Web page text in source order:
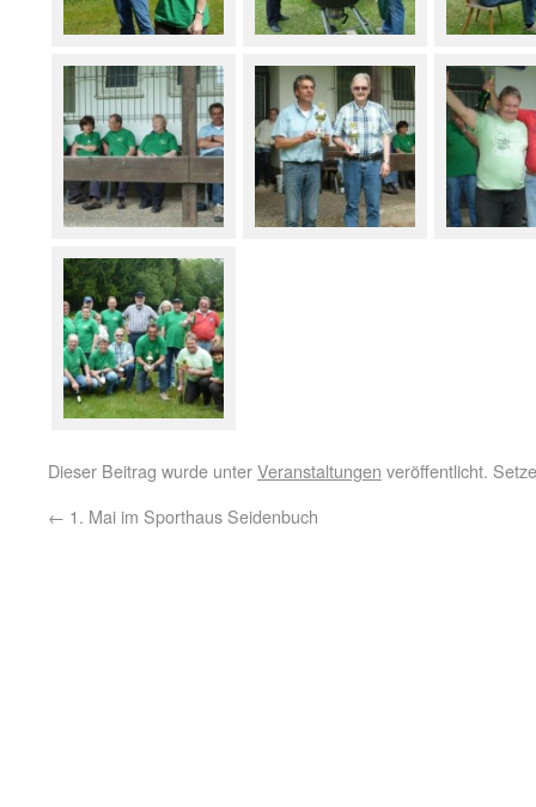
Dieser Beitrag wurde unterVeranstaltungen veröffentlicht.
← 1. Mai im Sporthaus Seidenbuch